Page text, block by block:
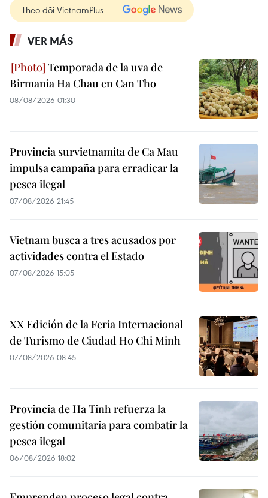
Theo dõi VietnamPlus
VER MÁS
Temporada de la uva de
Birmania Ha Chau en Can Tho
08/08/2026 01:30
Provincia survietnamita de Ca Mau
impulsa campaña para erradicar la
pesca ilegal
07/08/2026 21:45
Vietnam busca a tres acusados por
actividades contra el Estado
07/08/2026 15:05
XX Edición de la Feria Internacional
de Turismo de Ciudad Ho Chi Minh
07/08/2026 08:45
Provincia de Ha Tinh refuerza la
gestión comunitaria para combatir la
pesca ilegal
06/08/2026 18:02